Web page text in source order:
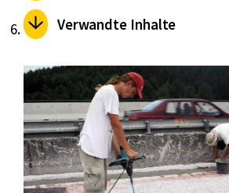
Verwandte Inhalte